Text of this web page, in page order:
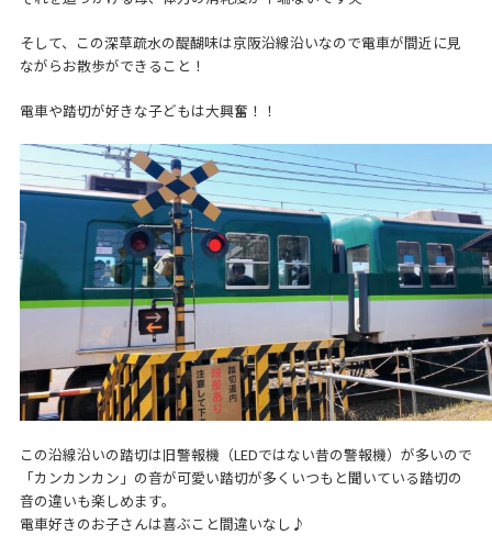
そして、この深草疏水の醍醐味は京阪沿線沿いなので電車が間近に見
ながらお散歩ができること！
電車や踏切が好きな子どもは大興奮！！
この沿線沿いの踏切は旧警報機（LEDではない昔の警報機）が多いので
「カンカンカン」の音が可愛い踏切が多くいつもと聞いている踏切の
音の違いも楽しめます。
電車好きのお子さんは喜ぶこと間違いなし♪